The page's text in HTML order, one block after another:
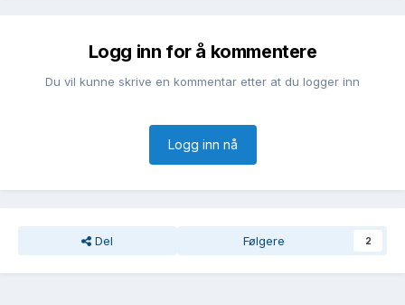
Logg inn for å kommentere
Du vil kunne skrive en kommentar etter at du logger inn
Logg inn nå
Del Følgere 2